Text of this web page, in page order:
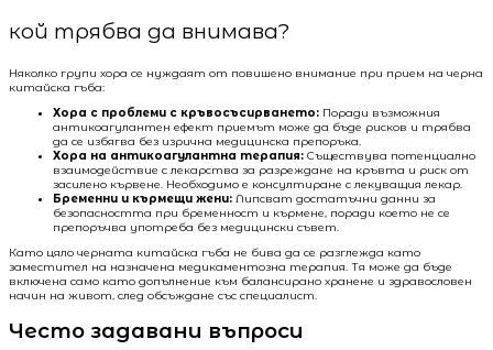
кой трябва да внимава?
Няколко групи хора се нуждаят от повишено внимание при прием на черна
китайска гъба:
Хора с проблеми с кръвосъсирването: Поради възможния
антикоагулантен ефект приемът може да бъде рисков и трябва
да се избягва без изрична медицинска препоръка.
Хора на антикоагулантна терапия: Съществува потенциално
взаимодействие с лекарства за разреждане на кръвта и риск от
засилено кървене. Необходимо е консултиране с лекуващия лекар.
Бременни и кърмещи жени: Липсват достатъчни данни за
безопасността при бременност и кърмене, поради което не се
препоръчва употреба без медицински съвет.
Като цяло черната китайска гъба не бива да се разглежда като
заместител на назначена медикаментозна терапия. Тя може да бъде
включена само като допълнение към балансирано хранене и здравословен
начин на живот, след обсъждане със специалист.
Често задавани въпроси